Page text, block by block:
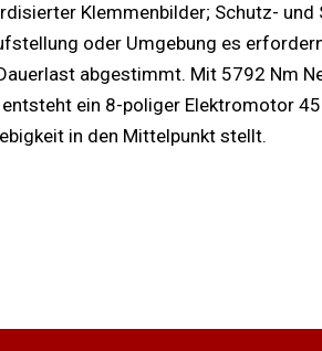
Klemmenbilder; Schutz-
oder Umgebung es
abgestimmt. Mit 5792 Nm
ein 8-poliger Elektromotor
in den Mittelpunkt stellt.